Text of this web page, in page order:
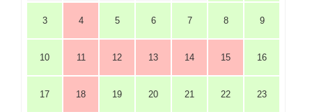
3 4 5 6 7 8 9
10 11 12 13 14 15 16
17 18 19 20 21 22 23